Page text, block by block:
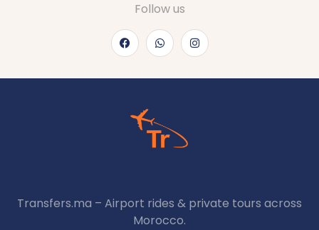
Follow us
Transfers.ma – Airport rides & private tours across
Morocco.